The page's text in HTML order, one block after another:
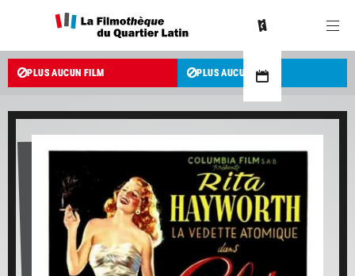
PLUS AUCUN FILM PLUS AUCUN FILM